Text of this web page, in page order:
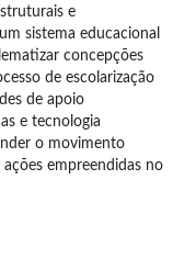
e
sistema educacional
concepções
de escolarização
de apoio
e tecnologia
o movimento
empreendidas no